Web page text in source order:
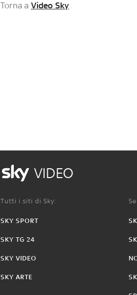
Torna a Video Sky
VIDEO
Tutti i siti di Sky:
SKY SPORT
SKY TG 24
SKY VIDEO
SKY ARTE